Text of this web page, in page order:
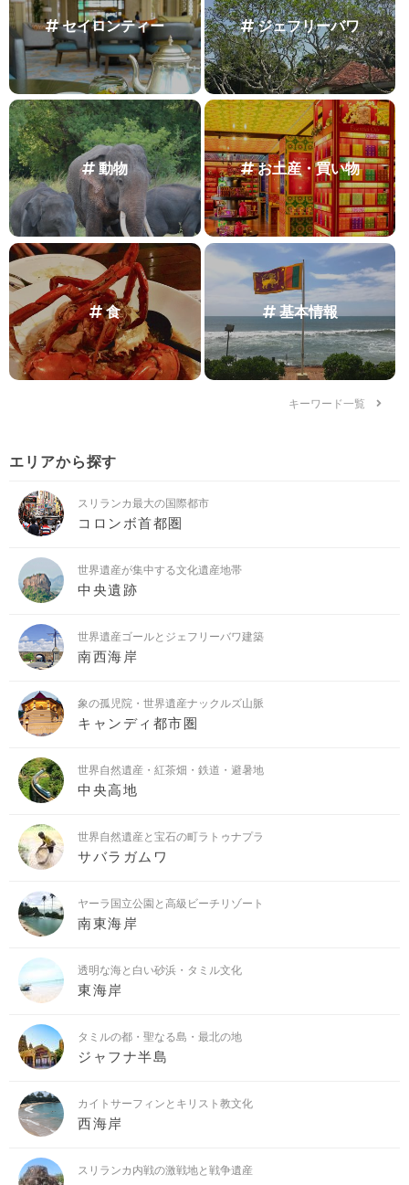
セイロンティー ジェフリーバワ
動物 お土産・買い物
食 基本情報
キーワード一覧
エリアから探す
スリランカ最大の国際都市
コロンボ首都圏
世界遺産が集中する文化遺産地帯
中央遺跡
世界遺産ゴールとジェフリーバワ建築
南西海岸
象の孤児院・世界遺産ナックルズ山脈
キャンディ都市圏
世界自然遺産・紅茶畑・鉄道・避暑地
中央高地
世界自然遺産と宝石の町ラトゥナプラ
サバラガムワ
ヤーラ国立公園と高級ビーチリゾート
南東海岸
透明な海と白い砂浜・タミル文化
東海岸
タミルの都・聖なる島・最北の地
ジャフナ半島
カイトサーフィンとキリスト教文化
西海岸
スリランカ内戦の激戦地と戦争遺産